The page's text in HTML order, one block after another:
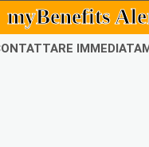
myBenefits